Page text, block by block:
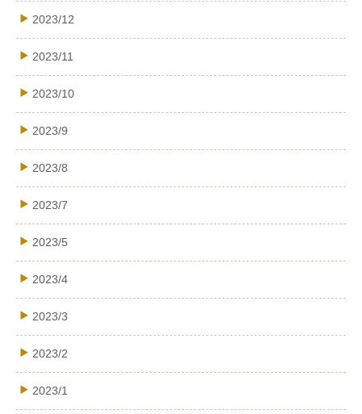
2023/12
2023/11
2023/10
2023/9
2023/8
2023/7
2023/5
2023/4
2023/3
2023/2
2023/1